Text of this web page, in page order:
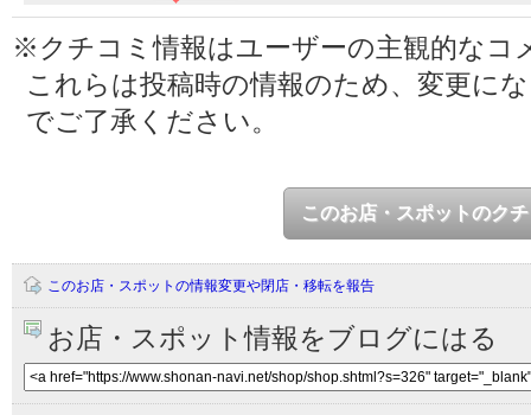
※クチコミ情報はユーザーの主観的なコ
これらは投稿時の情報のため、変更に
でご了承ください。
このお店・スポットのク
このお店・スポットの情報変更や閉店・移転を報告
お店・スポット情報をブログにはる